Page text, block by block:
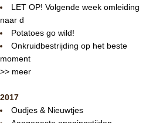
LET OP! Volgende week omleiding
naar d
Potatoes go wild!
Onkruidbestrijding op het beste
moment
>> meer
2017
Oudjes & Nieuwtjes